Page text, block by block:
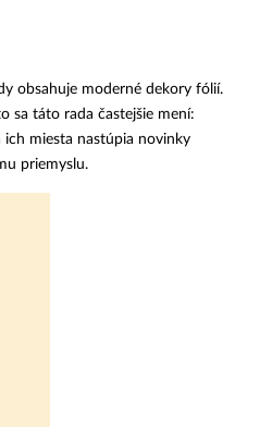
obsahuje moderné dekory fólií.
sa táto rada častejšie mení:
ich miesta nastúpia novinky
priemyslu.